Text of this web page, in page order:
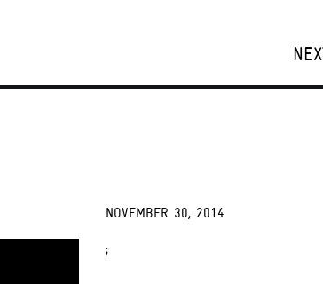
NOVEMBER 30, 2014
;